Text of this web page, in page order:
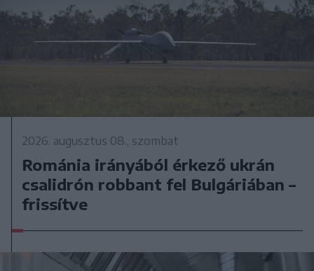
2026. augusztus 08., szombat
Románia irányából érkező ukrán
csalidrón robbant fel Bulgáriában –
frissítve